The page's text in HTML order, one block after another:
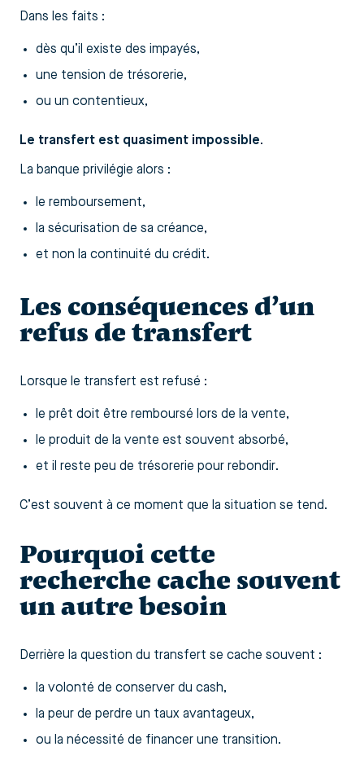
Dans les faits :
dès qu’il existe des impayés,
une tension de trésorerie,
ou un contentieux,
Le transfert est quasiment impossible.
La banque privilégie alors :
le remboursement,
la sécurisation de sa créance,
et non la continuité du crédit.
Les conséquences d’un
refus de transfert
Lorsque le transfert est refusé :
le prêt doit être remboursé lors de la vente,
le produit de la vente est souvent absorbé,
et il reste peu de trésorerie pour rebondir.
C’est souvent à ce moment que la situation se tend.
Pourquoi cette
recherche cache souvent
un autre besoin
Derrière la question du transfert se cache souvent :
la volonté de conserver du cash,
la peur de perdre un taux avantageux,
ou la nécessité de financer une transition.